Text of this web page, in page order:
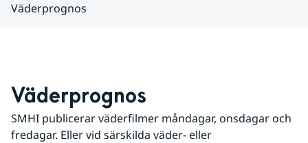
Väderprognos
Väderprognos
SMHI publicerar väderfilmer måndagar, onsdagar och
fredagar. Eller vid särskilda väder- eller